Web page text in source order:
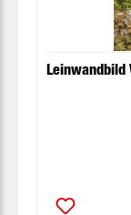
Leinwandbild